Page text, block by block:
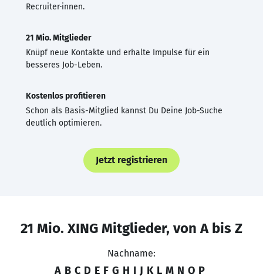
Recruiter·innen.
21 Mio. Mitglieder
Knüpf neue Kontakte und erhalte Impulse für ein
besseres Job-Leben.
Kostenlos profitieren
Schon als Basis-Mitglied kannst Du Deine Job-Suche
deutlich optimieren.
Jetzt registrieren
21 Mio. XING Mitglieder, von A bis Z
Nachname:
A B C D E F G H I J K L M N O P